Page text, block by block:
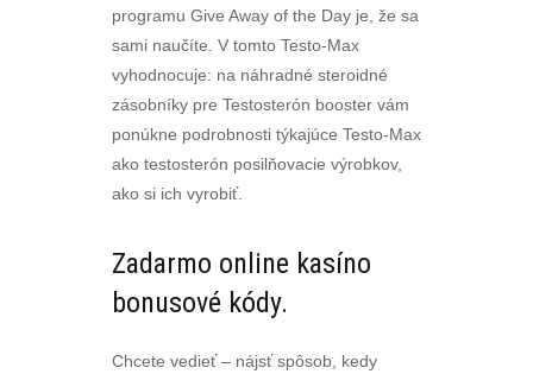
programu Give Away of the Day je, že sa
sami naučíte. V tomto Testo-Max
vyhodnocuje: na náhradné steroidné
zásobníky pre Testosterón booster vám
ponúkne podrobnosti týkajúce Testo-Max
ako testosterón posilňovacie výrobkov,
ako si ich vyrobiť.
Zadarmo online kasíno
bonusové kódy.
Chcete vedieť – nájsť spôsob, kedy